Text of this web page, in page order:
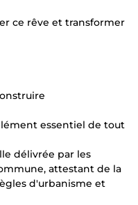
ce rêve et transformer
essentiel de tout
délivrée par les
attestant de la
d'urbanisme et